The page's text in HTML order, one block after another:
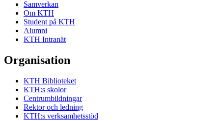
Samverkan
Om KTH
Student på KTH
Alumni
KTH Intranät
Organisation
KTH Biblioteket
KTH:s skolor
Centrumbildningar
Rektor och ledning
KTH:s verksamhetsstöd